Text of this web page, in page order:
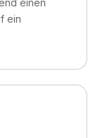
einen
ein